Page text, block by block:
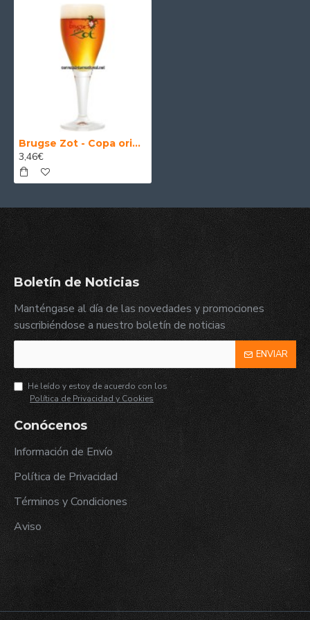
Brugse Zot - Copa original cerveza Brugse Zot
3,46€
Boletín de Noticias
Manténgase al día de las novedades y promociones
suscribiéndose a nuestro boletín de noticias
ENVIAR
He leído y estoy de acuerdo con los
Política de Privacidad y Cookies
Conócenos
Información de Envío
Política de Privacidad
Términos y Condiciones
Aviso